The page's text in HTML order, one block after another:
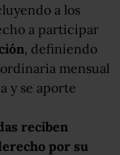
a los
a participar
, definiendo
mensual
y se aporte
reciben
por su